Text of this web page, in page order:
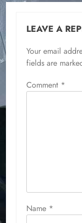
LEAVE A
Your email
fields are
Comment *
Name *